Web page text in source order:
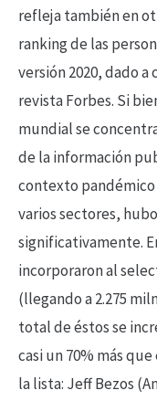
refleja también en
ranking de las
versión 2020, dado a
revista Forbes. Si
mundial se
de la información
contexto
varios sectores,
significativamente.
incorporaron al
(llegando a 2.275
total de éstos se
casi un 70% más
la lista: Jeff Bezos